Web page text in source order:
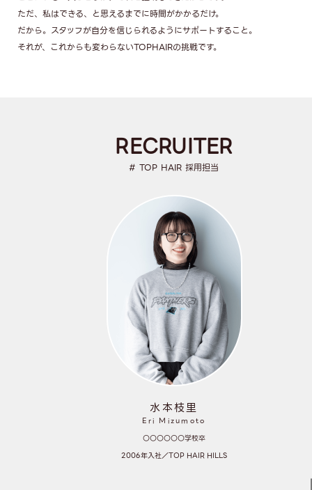
ただ、私はできる、と思えるまでに時間がかかるだけ。
だから。スタッフが自分を信じられるようにサポートすること。
それが、これからも変わらないTOPHAIRの挑戦です。
RECRUITER
# TOP HAIR 採用担当
水本枝里
Eri Mizumoto
〇〇〇〇〇〇学校卒
2006年入社／TOP HAIR HILLS